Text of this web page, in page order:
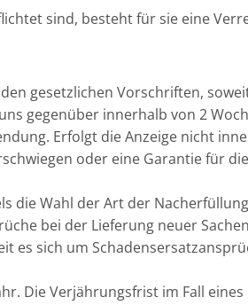
sind, besteht für sie eine
gesetzlichen Vorschriften,
gegenüber innerhalb von 2
Erfolgt die Anzeige nicht
oder eine Garantie für
die Wahl der Art der
bei der Lieferung neuer
es sich um
Die Verjährungsfrist im Fall eines